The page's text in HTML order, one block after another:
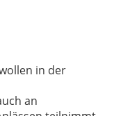
in der
an